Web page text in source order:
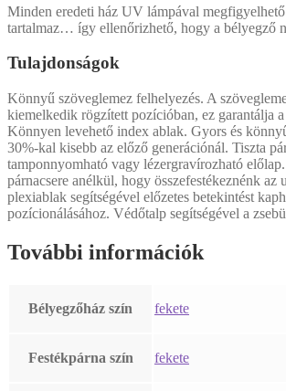
Minden eredeti ház UV lámpával
tartalmaz… így ellenőrizhető, hogy a bélyegző
Tulajdonságok
Könnyű szöveglemez felhelyezés. A
kiemelkedik rögzített pozícióban, ez garantálja a
Könnyen levehető index ablak. Gyors és
30%-kal kisebb az előző generációnál. Tiszta
tamponnyomható vagy lézergravírozható
párnacsere anélkül, hogy összefestékeznénk az
plexiablak segítségével előzetes betekintést
pozícionálásához. Védőtalp segítségével a
További információk
Bélyegzőház szín fekete
Festékpárna szín fekete